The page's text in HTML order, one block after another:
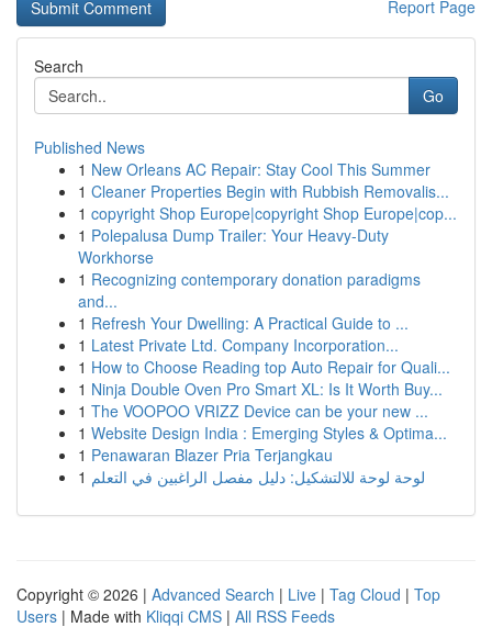
Report Page
Search
Go
Published News
1 New Orleans AC Repair: Stay Cool This Summer
1 Cleaner Properties Begin with Rubbish Removalis...
1 copyright Shop Europe|copyright Shop Europe|cop...
1 Polepalusa Dump Trailer: Your Heavy-Duty
Workhorse
1 Recognizing contemporary donation paradigms
and...
1 Refresh Your Dwelling: A Practical Guide to ...
1 Latest Private Ltd. Company Incorporation...
1 How to Choose Reading top Auto Repair for Quali...
1 Ninja Double Oven Pro Smart XL: Is It Worth Buy...
1 The VOOPOO VRIZZ Device can be your new ...
1 Website Design India : Emerging Styles & Optima...
1 Penawaran Blazer Pria Terjangkau
1 لوحة لوحة للالتشكيل: دليل مفصل الراغبين في التعلم
Copyright © 2026 | Advanced Search | Live | Tag Cloud | Top
Users | Made with Kliqqi CMS | All RSS Feeds